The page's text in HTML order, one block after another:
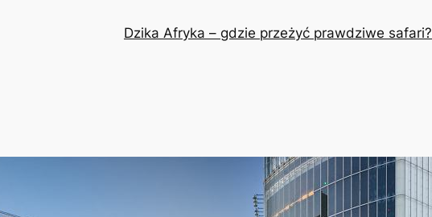
Dzika Afryka – gdzie przeżyć prawdziwe safari?